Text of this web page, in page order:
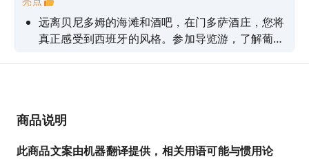
远离贝尼多姆的海滩和酒吧，在门多萨酒庄，您将
真正感受到西班牙的风格。参加导览游，了解葡萄
商品说明
此商品文案由机器翻译提供，相关用语可能与惯用论